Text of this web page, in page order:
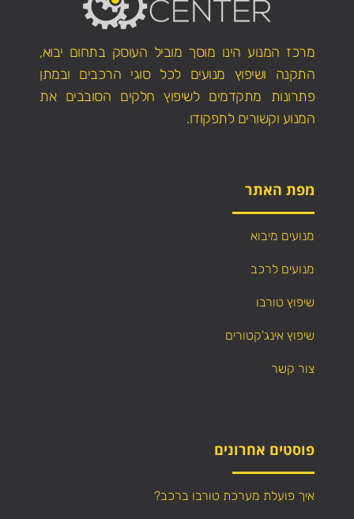
מרכז המנוע הינו מוסך מוביל העוסק בתחום יבוא,
התקנה ושיפוץ מנועים לכל סוגי הרכבים ובמתן
פתרונות מתקדמים לשיפוץ חלקים הסובבים את
המנוע וקשורים לתפקודו.
מפת האתר
מנועים מיבוא
מנועים לרכב
שיפוץ טורבו
שיפוץ אינג'קטורים
צור קשר
פוסטים אחרונים
איך פועלת מערכת טורבו ברכב?